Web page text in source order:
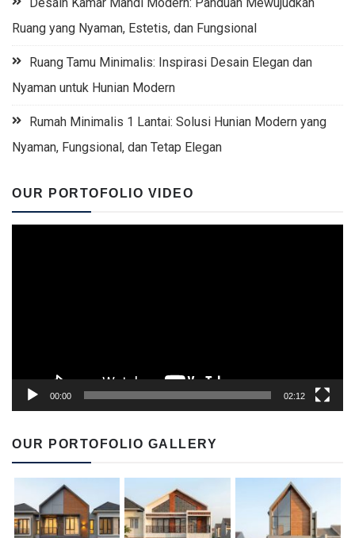
Ruang yang Nyaman, Estetis, dan Fungsional
Ruang Tamu Minimalis: Inspirasi Desain Elegan dan
Nyaman untuk Hunian Modern
Rumah Minimalis 1 Lantai: Solusi Hunian Modern yang
Nyaman, Fungsional, dan Tetap Elegan
OUR PORTOFOLIO VIDEO
00:00 02:12
OUR PORTOFOLIO GALLERY